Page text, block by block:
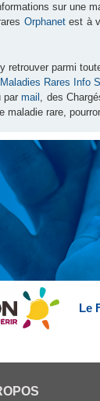
sur une
Orphanetest à
retrouver parmi
Maladies Rares Info
parmail , des
maladie rare,
Le